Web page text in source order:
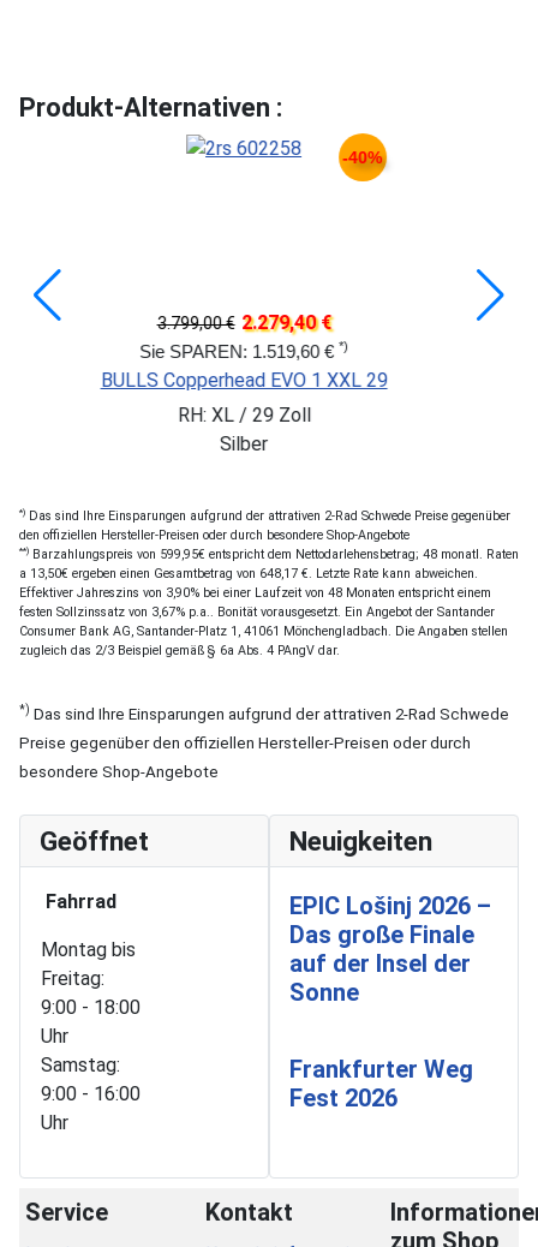
Produkt-Alternativen :
-40%
2.279,40 €
Sie SPAREN: 1.519,60 €*)
BULLS Copperhead EVO 1 XXL 29
RH: XL / 29 Zoll
*) Das sind Ihre Einsparungen aufgrund der attrativen 2-Rad Schwede Preise gegenüber
den offiziellen Hersteller-Preisen oder durch besondere Shop-Angebote
**) Barzahlungspreis von 599,95€ entspricht dem Nettodarlehensbetrag; 48 monatl. Raten
a 13,50€ ergeben einen Gesamtbetrag von 648,17 €. Letzte Rate kann abweichen.
Effektiver Jahreszins von 3,90% bei einer Laufzeit von 48 Monaten entspricht einem
festen Sollzinssatz von 3,67% p.a.. Bonität vorausgesetzt. Ein Angebot der Santander
Consumer Bank AG, Santander-Platz 1, 41061 Mönchengladbach. Die Angaben stellen
zugleich das 2/3 Beispiel gemäß § 6a Abs. 4 PAngV dar.
*) Das sind Ihre Einsparungen aufgrund der attrativen 2-Rad Schwede
Preise gegenüber den offiziellen Hersteller-Preisen oder durch
besondere Shop-Angebote
Geöffnet
Fahrrad
Montag bis
Freitag:
9:00 - 18:00
Uhr
Samstag:
9:00 - 16:00
Uhr
Neuigkeiten
EPIC Lošinj 2026 –
Das große Finale
auf der Insel der
Sonne
Frankfurter Weg
Fest 2026
Service Kontakt
zum Shop